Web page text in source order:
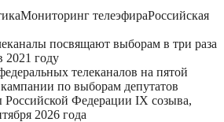
Мониторинг телеэфираРоссийская
посвящают выборам в три раза
2021 году
телеканалов на пятой
по выборам депутатов
Российской Федерации IX созыва,
2026 года